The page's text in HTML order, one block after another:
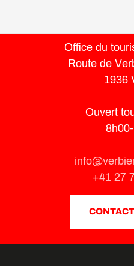
Office du
Route de
1936
Ouvert
+41 27